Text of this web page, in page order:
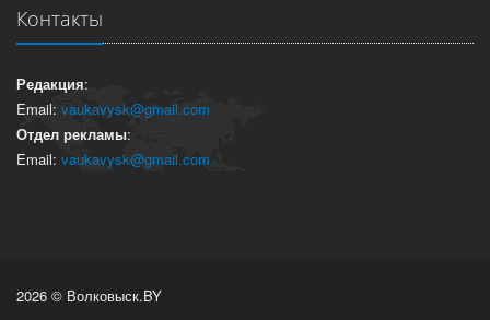
Контакты
Редакция:
Email: vaukavysk@gmail.com
Отдел рекламы:
Email: vaukavysk@gmail.com
2026 © Волковыск.BY